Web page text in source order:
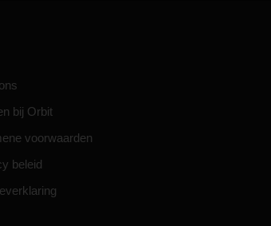
bij Orbit
voorwaarden
beleid